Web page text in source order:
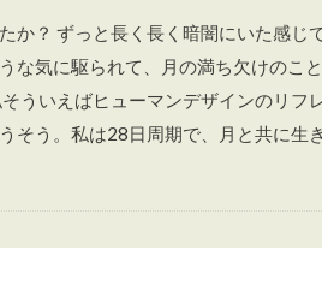
か？ ずっと長く長く暗闇にいた感じ
な気に駆られて、月の満ち欠けのこ
ういえばヒューマンデザインのリ
そう。私は28日周期で、月と共に生